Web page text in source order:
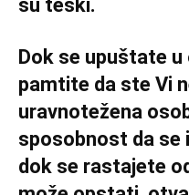
su teški.
Dok se upuštate
pamtite da ste Vi
uravnotežena
sposobnost da se
dok se rastajete